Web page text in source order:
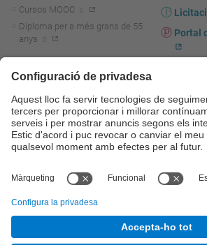
Cursos MOOC
Diploma per a més grans de 55
anys
Actualitat R+D+I
La recerca a la UPC
La transferència, l'emprenedoria i
la innovació a la UPC
Foment i suport a la recerca
transferència, l'emprenedoria i la
Serveis per a empreses
Portal
Sala